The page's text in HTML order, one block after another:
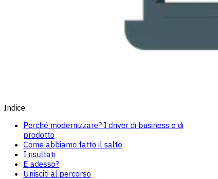
Indice
Perché modernizzare? I driver di business e di
prodotto
Come abbiamo fatto il salto
I risultati
E adesso?
Unisciti al percorso